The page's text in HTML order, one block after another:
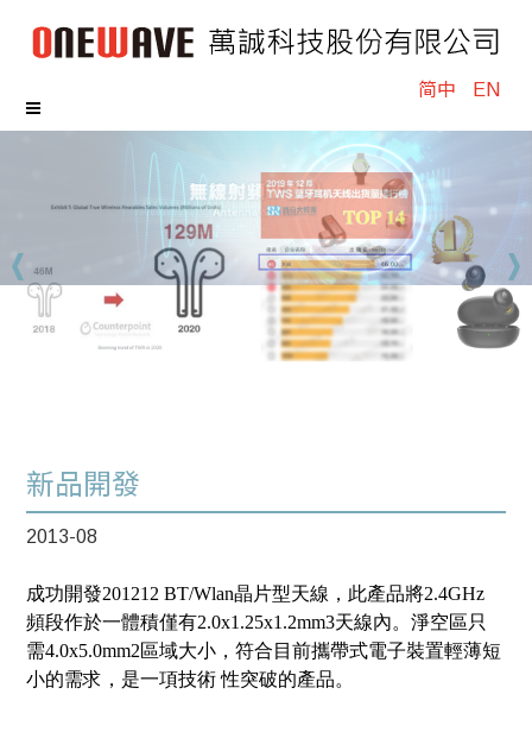
简中 EN
新品開發
2013-08
成功開發201212 BT/Wlan晶片型天線，此產品將2.4GHz
頻段作於一體積僅有2.0x1.25x1.2mm3天線內。淨空區只
需4.0x5.0mm2區域大小，符合目前攜帶式電子裝置輕薄短
小的需求，是一項技術 性突破的產品。